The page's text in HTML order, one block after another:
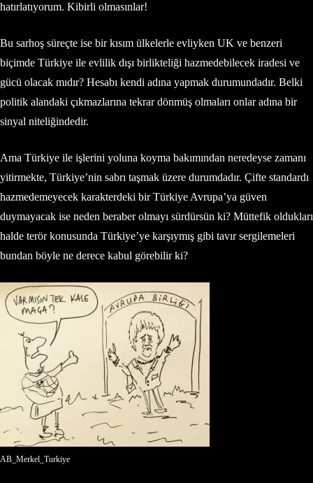
hatırlatıyorum. Kibirli olmasınlar!
Bu sarhoş süreçte ise bir kısım ülkelerle evliyken UK ve benzeri
biçimde Türkiye ile evlilik dışı birlikteliği hazmedebilecek iradesi ve
gücü olacak mıdır? Hesabı kendi adına yapmak durumundadır. Belki
politik alandaki çıkmazlarına tekrar dönmüş olmaları onlar adına bir
sinyal niteliğindedir.
Ama Türkiye ile işlerini yoluna koyma bakımından neredeyse zamanı
yitirmekte, Türkiye’nin sabrı taşmak üzere durumdadır. Çifte standardı
hazmedemeyecek karakterdeki bir Türkiye Avrupa’ya güven
duymayacak ise neden beraber olmayı sürdürsün ki? Müttefik oldukları
halde terör konusunda Türkiye’ye karşıymış gibi tavır sergilemeleri
bundan böyle ne derece kabul görebilir ki?
AB_Merkel_Turkiye